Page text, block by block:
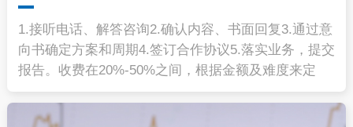
1.接听电话、解答咨询2.确认内容、书面回复3.通过意
向书确定方案和周期4.签订合作协议5.落实业务，提交
报告。收费在20%-50%之间，根据金额及难度来定